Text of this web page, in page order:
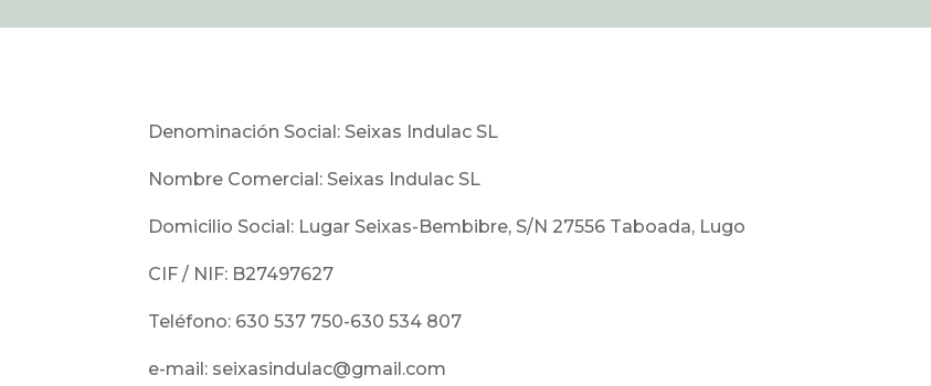
Denominación Social: Seixas Indulac SL
Nombre Comercial: Seixas Indulac SL
Domicilio Social: Lugar Seixas-Bembibre, S/N 27556 Taboada, Lugo
CIF / NIF: B27497627
Teléfono: 630 537 750-630 534 807
e-mail: seixasindulac@gmail.com